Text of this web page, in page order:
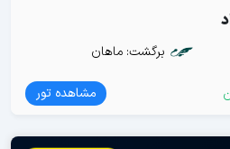
برگشت: ماهان
مشاهده تور